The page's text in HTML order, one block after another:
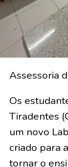
Assessoria
Os
Tiradentes
um novo
criado para
tornar o